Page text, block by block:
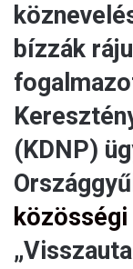
bízzák
(KDNP)